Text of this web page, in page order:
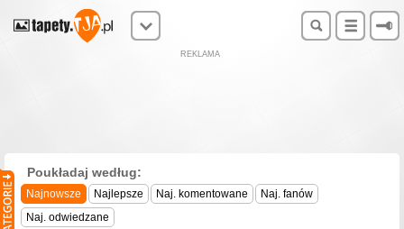
REKLAMA
Poukładaj według:
Najnowsze Najlepsze Naj. komentowane
Naj. fanów
Naj. odwiedzane